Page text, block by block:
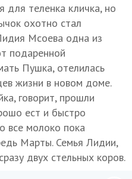
теленка кличка, но
охотно стал
Мсоева одна из
подаренной
Пушка, отелилась
жизни в новом доме.
говорит, прошли
ест и быстро
все молоко пока
Марты. Семья Лидии,
двух стельных коров.